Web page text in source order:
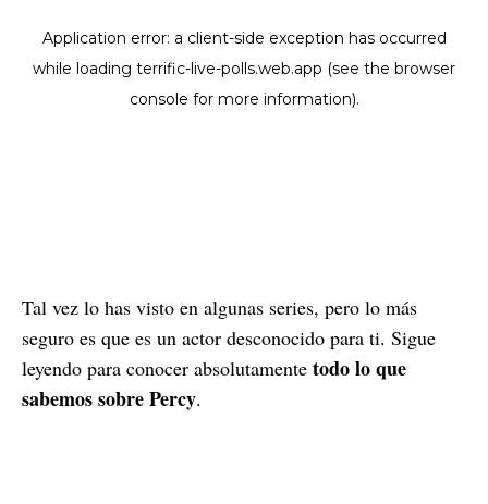
Tal vez lo has visto en algunas series, pero lo más
seguro es que es un actor desconocido para ti. Sigue
leyendo para conocer absolutamente todo lo que
sabemos sobre Percy.